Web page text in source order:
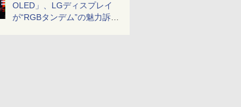
OLED」、LGディスプレイ
が“RGBタンデム”の魅力訴